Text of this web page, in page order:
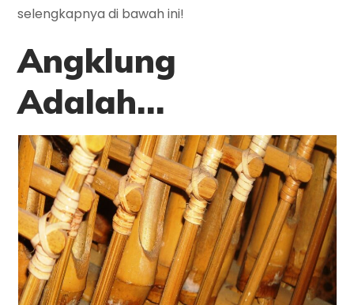
selengkapnya di bawah ini!
Angklung
Adalah…